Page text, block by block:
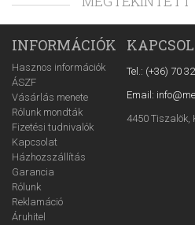
INFORMÁCIÓK
Hasznos információk
ÁSZF
Vásárlás menete
Rólunk mondták
Fizetési tudnivalók
Kapcsolat
Házhozszállítás
Garancia
Rólunk
Reklamáció
Áruhitel
Tel.: (+36) 70
Email:
4450 Tiszalök,